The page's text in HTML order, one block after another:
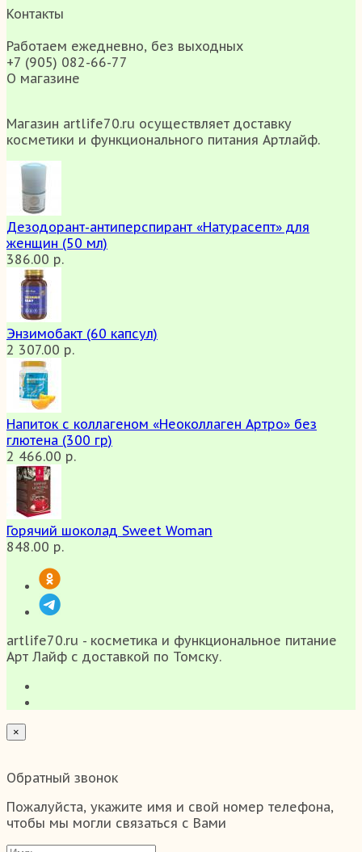
Контакты
Работаем ежедневно, без выходных
+7 (905) 082-66-77
О магазине
Магазин artlife70.ru осуществляет доставку
косметики и функционального питания Артлайф.
Дезодорант-антиперспирант «Натурасепт» для
женщин (50 мл)
386.00 р.
Энзимобакт (60 капсул)
2 307.00 р.
Напиток с коллагеном «Неоколлаген Артро» без
глютена (300 гр)
2 466.00 р.
Горячий шоколад Sweet Woman
848.00 р.
artlife70.ru - косметика и функциональное питание
Арт Лайф с доставкой по Томску.
×
Обратный звонок
Пожалуйста, укажите имя и свой номер телефона,
чтобы мы могли связаться с Вами